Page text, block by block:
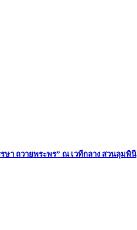
า ถวายพระพร” ณ เวทีกลาง สวนลุมพินี